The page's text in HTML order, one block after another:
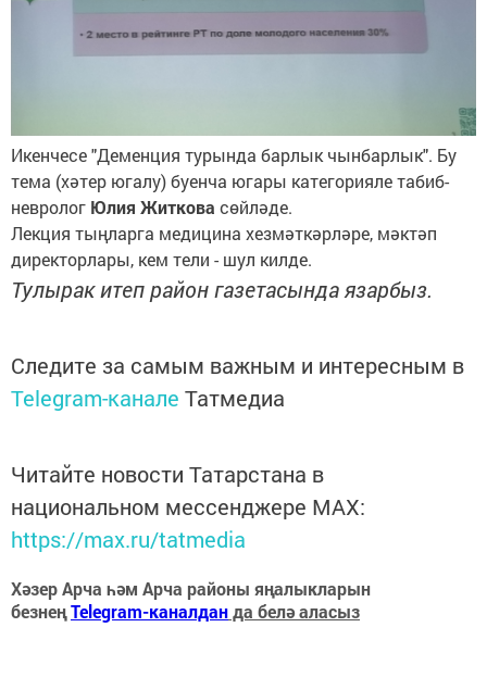
Икенчесе "Деменция турында барлык чынбарлык". Бу
тема (хәтер югалу) буенча югары категорияле табиб-
невролог Юлия Житкова сөйләде.
Лекция тыңларга медицина хезмәткәрләре, мәктәп
директорлары, кем тели - шул килде.
Тулырак итеп район газетасында язарбыз.
Следите за самым важным и интересным в
Telegram-канале Татмедиа
Читайте новости Татарстана в
национальном мессенджере MАХ:
https://max.ru/tatmedia
Хәзер Арча һәм Арча районы яңалыкларын
безнеңTelegram-каналданда белә аласыз